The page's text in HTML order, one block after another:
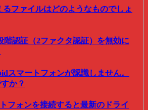
るファイルはどのようなものでしょ
階認証（2ファクタ認証）を無効に
スマートフォンが認識しません。
か？
フォンを接続すると最新のドライ